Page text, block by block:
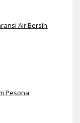
Air Bersih
Pesona